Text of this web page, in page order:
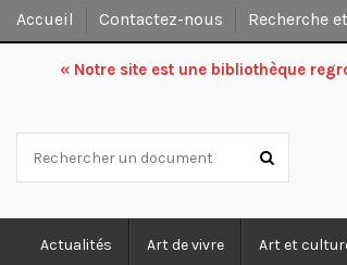
Accueil Contactez-nous Recherche
« Notre site est une bibliothèque
Actualités Art de vivre Art et